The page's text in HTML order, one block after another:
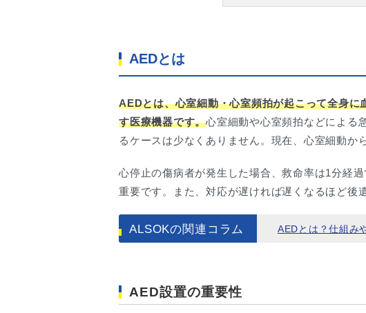
AEDとは
AEDとは、心室細動・心室頻拍が起こって全身
す医療機器です。心室細動や心室頻拍などによる
るケースは少なくありません。現在、心室細動か
心停止の傷病者が発生した場合、救命率は1分経
重要です。また、対応が遅ければ遅くなるほど後
ALSOKの関連コラム AEDとは？仕組み
AED設置の重要性